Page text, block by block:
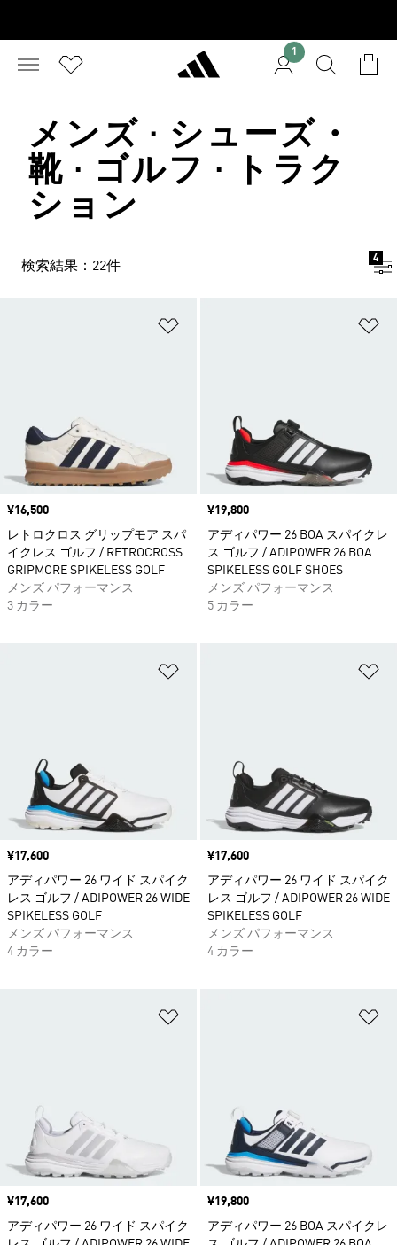
1
メンズ · シューズ・
靴 · ゴルフ · トラク
ション
検索結果：22件
4
価格
¥16,500
レトロクロス グリップモア スパ
イクレス ゴルフ / RETROCROSS
GRIPMORE SPIKELESS GOLF
メンズ パフォーマンス
3 カラー
価格
¥19,800
アディパワー 26 BOA スパイクレ
ス ゴルフ / ADIPOWER 26 BOA
SPIKELESS GOLF SHOES
メンズ パフォーマンス
5 カラー
価格
¥17,600
アディパワー 26 ワイド スパイク
レス ゴルフ / ADIPOWER 26 WIDE
SPIKELESS GOLF
メンズ パフォーマンス
4 カラー
価格
¥17,600
アディパワー 26 ワイド スパイク
レス ゴルフ / ADIPOWER 26 WIDE
SPIKELESS GOLF
メンズ パフォーマンス
4 カラー
価格
¥17,600
アディパワー 26 ワイド スパイク
価格
¥19,800
アディパワー 26 BOA スパイクレ